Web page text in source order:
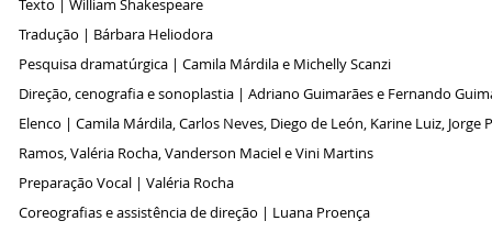
Texto | William Shakespeare
Tradução | Bárbara Heliodora
Pesquisa dramatúrgica | Camila Márdila e Michelly Scanzi
Direção, cenografia e sonoplastia | Adriano Guimarães e Fernando
Elenco | Camila Márdila, Carlos Neves, Diego de León, Karine Luiz,
Ramos, Valéria Rocha, Vanderson Maciel e Vini Martins
Preparação Vocal | Valéria Rocha
Coreografias e assistência de direção | Luana Proença